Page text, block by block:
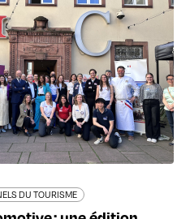
DU TOURISME